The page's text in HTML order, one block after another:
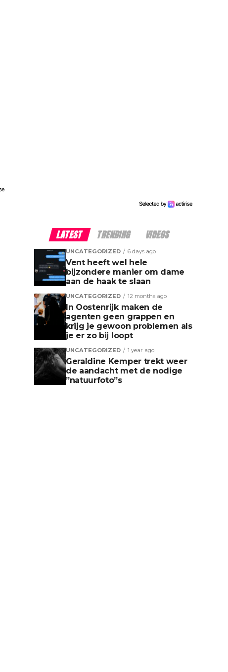
LATEST TRENDING VIDEOS
UNCATEGORIZED 6 days ago
Vent heeft wel hele
bijzondere manier om dame
aan de haak te slaan
UNCATEGORIZED 12 months ago
In Oostenrijk maken de
agenten geen grappen en
krijg je gewoon problemen als
je er zo bij loopt
UNCATEGORIZED 1 year ago
Geraldine Kemper trekt weer
de aandacht met de nodige
”natuurfoto”s